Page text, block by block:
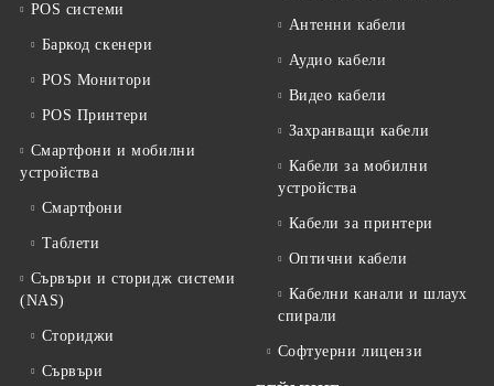
POS системи
Баркод скенери
POS Монитори
POS Принтери
Смартфони и мобилни
устройства
Смартфони
Таблети
Сървъри и сторидж системи
(NAS)
Сториджи
Сървъри
Антенни кабели
Аудио кабели
Видео кабели
Захранващи кабели
Кабели за мобилни
устройства
Кабели за принтери
Оптични кабели
Кабелни канали и шлаух
спирали
Софтуерни лицензи